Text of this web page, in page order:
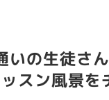
いの生徒さ
スン風景を